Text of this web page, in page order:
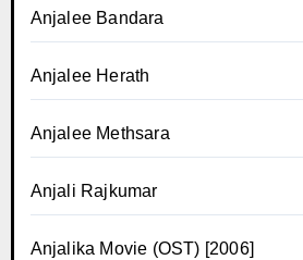
Anjalee Bandara
Anjalee Herath
Anjalee Methsara
Anjali Rajkumar
Anjalika Movie (OST) [2006]